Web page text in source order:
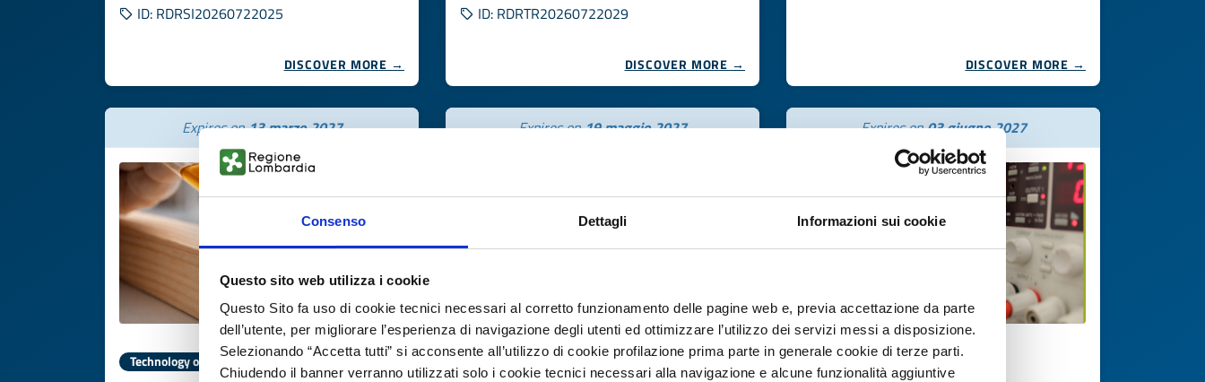
Consenso Dettagli Informazioni sui cookie
Questo sito web utilizza i cookie
Questo Sito fa uso di cookie tecnici necessari al corretto funzionamento delle pagine web e, previa accettazione da parte
dell’utente, per migliorare l’esperienza di navigazione degli utenti ed ottimizzare l’utilizzo dei servizi messi a disposizione.
Selezionando “Accetta tutti” si acconsente all’utilizzo di cookie profilazione prima parte in generale cookie di terze parti.
Chiudendo il banner verranno utilizzati solo i cookie tecnici necessari alla navigazione e alcune funzionalità aggiuntive
ID: RDRSI20260722025
DISCOVER MORE →
ID: RDRTR20260722029
DISCOVER MORE → DISCOVER MORE →
Expires on13 marzo 2027
Technology offer
Expires on19 maggio 2027
Technology offer
Expires on03 giugno 2027
Technology offer